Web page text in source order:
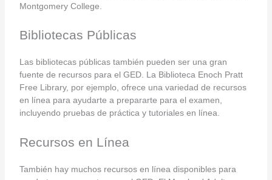
Montgomery College.
Bibliotecas Públicas
Las bibliotecas públicas también pueden ser una gran
fuente de recursos para el GED. La Biblioteca Enoch Pratt
Free Library, por ejemplo, ofrece una variedad de recursos
en línea para ayudarte a prepararte para el examen,
incluyendo pruebas de práctica y tutoriales en línea.
Recursos en Línea
También hay muchos recursos en línea disponibles para